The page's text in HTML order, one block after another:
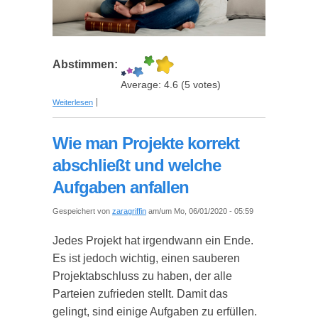
Abstimmen:
Average: 4.6 (5 votes)
Weiterlesen über Die 5 schönsten Erinnerungen für’s
Wie man Projekte korrekt
abschließt und welche
Aufgaben anfallen
Gespeichert von zaragriffin am/um Mo, 06/01/2020 - 05:59
Jedes Projekt hat irgendwann ein Ende.
Es ist jedoch wichtig, einen sauberen
Projektabschluss zu haben, der alle
Parteien zufrieden stellt. Damit das
gelingt, sind einige Aufgaben zu erfüllen.